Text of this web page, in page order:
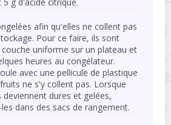
afin qu'elles ne collent pas
Pour ce faire, ils sont
couche uniforme sur un plateau et
heures au congélateur.
avec une pellicule de plastique
ne s'y collent pas. Lorsque
dures et gelées,
dans des sacs de rangement.